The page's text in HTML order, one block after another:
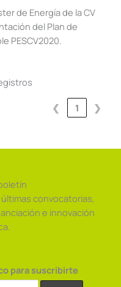
de Energía de la CV
del Plan de
PESCV2020.
❮ 1 ❯
convocatorias,
e innovación
para suscribirte